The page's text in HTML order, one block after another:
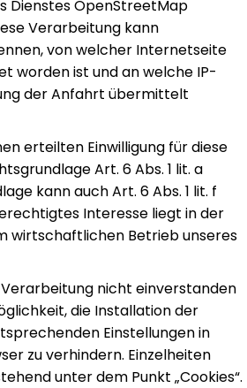
Dienstes OpenStreetMap
Verarbeitung kann
von welcher Internetseite
worden ist und an welche IP-
der Anfahrt übermittelt
erteilten Einwilligung für diese
Art. 6 Abs. 1 lit. a
kann auch Art. 6 Abs. 1 lit. f
Interesse liegt in der
wirtschaftlichen Betrieb unseres
nicht einverstanden
die Installation der
Einstellungen in
zu verhindern. Einzelheiten
unter dem Punkt „Cookies“.